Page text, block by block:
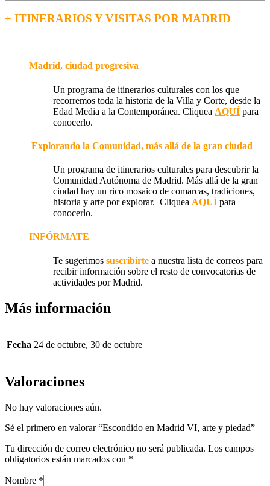
+ ITINERARIOS Y VISITAS POR MADRID
Madrid, ciudad progresiva
Un programa de itinerarios culturales con los que
recorremos toda la historia de la Villa y Corte, desde la
Edad Media a la Contemporánea. Cliquea AQUÍ para
conocerlo.
Explorando la Comunidad, más allá de la gran ciudad
Un programa de itinerarios culturales para descubrir la
Comunidad Autónoma de Madrid. Más allá de la gran
ciudad hay un rico mosaico de comarcas, tradiciones,
historia y arte por explorar. Cliquea AQUÍ para
conocerlo.
INFÓRMATE
Te sugerimos suscribirte a nuestra lista de correos para
recibir información sobre el resto de convocatorias de
actividades por Madrid.
Más información
Fecha 24 de octubre, 30 de octubre
Valoraciones
No hay valoraciones aún.
Sé el primero en valorar “Escondido en Madrid VI, arte y piedad”
Tu dirección de correo electrónico no será publicada. Los campos
obligatorios están marcados con *
Nombre *